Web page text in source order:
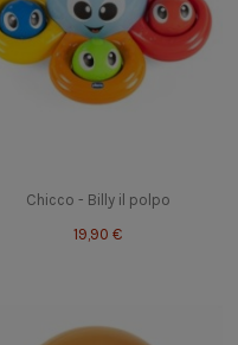
Chicco - Billy il polpo
19,90 €